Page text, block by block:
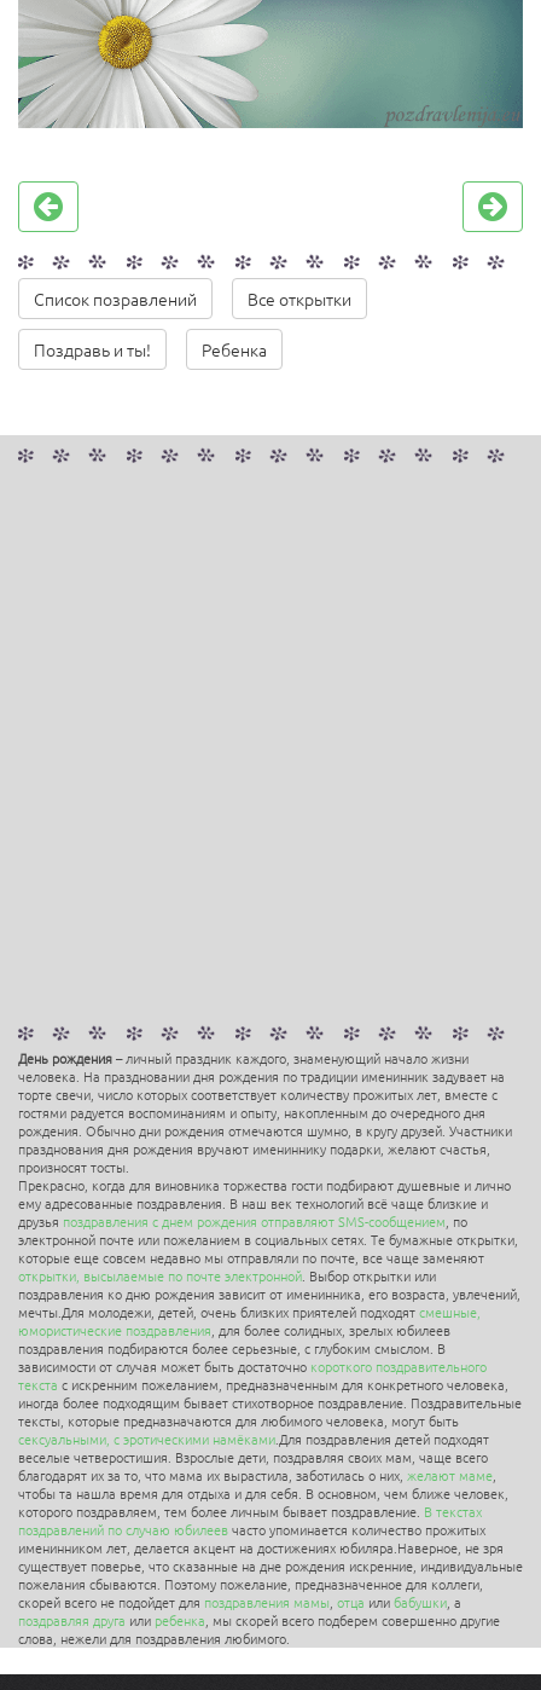
Список позравлений Все открытки
Поздравь и ты! Ребенка
День рождения– личный праздник каждого, знаменующий начало жизни
человека. На праздновании дня рождения по традиции именинник задувает на
торте свечи, число которых соответствует количеству прожитых лет, вместе с
гостями радуется воспоминаниям и опыту, накопленным до очередного дня
рождения. Обычно дни рождения отмечаются шумно, в кругу друзей. Участники
празднования дня рождения вручают имениннику подарки, желают счастья,
произносят тосты.
Прекрасно, когда для виновника торжества гости подбирают душевные и лично
ему адресованные поздравления. В наш век технологий всё чаще близкие и
друзья поздравления с днем рождения отправляют SMS-сообщением , по
электронной почте или пожеланием в социальных сетях. Те бумажные открытки,
которые еще совсем недавно мы отправляли по почте, все чаще заменяют
открытки, высылаемые по почте электронной . Выбор открытки или
поздравления ко дню рождения зависит от именинника, его возраста, увлечений,
мечты.Для молодежи, детей, очень близких приятелей подходятсмешные,
юмористические поздравления , для более солидных, зрелых юбилеев
поздравления подбираются более серьезные, с глубоким смыслом. В
зависимости от случая может быть достаточно короткого поздравительного
текста с искренним пожеланием, предназначенным для конкретного человека,
иногда более подходящим бывает стихотворное поздравление. Поздравительные
тексты, которые предназначаются для любимого человека, могут быть
сексуальными, с эротическими намёками .Для поздравления детей подходят
веселые четверостишия. Взрослые дети, поздравляя своих мам, чаще всего
благодарят их за то, что мама их вырастила, заботилась о них, желают маме
чтобы та нашла время для отдыха и для себя. В основном, чем ближе человек,
которого поздравляем, тем более личным бывает поздравление. В текстах
поздравлений по случаю юбилеевчасто упоминается количество прожитых
именинником лет, делается акцент на достижениях юбиляра.Наверное, не зря
существует поверье, что сказанные на дне рождения искренние, индивидуальные
пожелания сбываются. Поэтому пожелание, предназначенное для коллеги,
скорей всего не подойдет для поздравления мамы отца илибабушки , а
поздравляя друга или ребенка , мы скорей всего подберем совершенно другие
слова, нежели для поздравления любимого.